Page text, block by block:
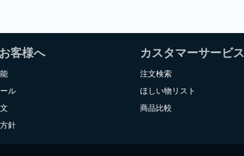
客様へ
ル
針
カスタマーサービス
注文検索
ほしい物リスト
商品比較